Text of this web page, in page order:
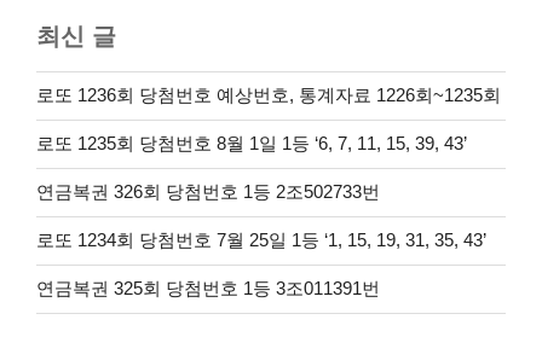
최신 글
로또 1236회 당첨번호 예상번호, 통계자료 1226회~1235회
로또 1235회 당첨번호 8월 1일 1등 ‘6, 7, 11, 15, 39, 43’
연금복권 326회 당첨번호 1등 2조502733번
로또 1234회 당첨번호 7월 25일 1등 ‘1, 15, 19, 31, 35, 43’
연금복권 325회 당첨번호 1등 3조011391번